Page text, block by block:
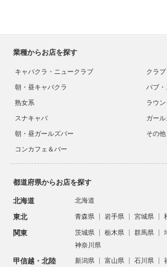
業種からお店を探す
キャバクラ・ニュークラブ
クラブ
朝・昼キャバクラ
パブ・
熟女系
ラウン
スナキャバ
ガー
朝・昼ガールズバー
その他
コンカフェ＆バー
都道府県からお店を探す
北海道 北海道
東北 青森県 岩手県 宮城県
関東 茨城県 栃木県 群馬県
神奈川県
甲信越・北陸 新潟県 富山県 石川県